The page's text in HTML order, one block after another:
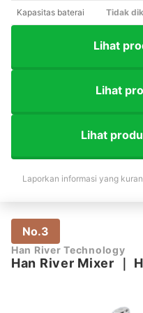
Kapasitas baterai Tidak
Lihat
Lihat
Lihat
Laporkan informasi yang
No.3
Han River Technology
Han River Mixer